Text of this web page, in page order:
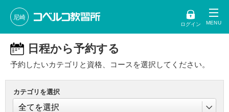
尼崎
ログイン
日程から予約する
予約したいカテゴリと資格、コースを選択してください。
カテゴリを選択